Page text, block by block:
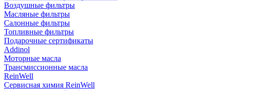
Воздушные фильтры
Масляные фильтры
Салонные фильтры
Топливные фильтры
Подарочные сертификаты
Addinol
Моторные масла
Трансмиссионные масла
ReinWell
Сервисная химия ReinWell